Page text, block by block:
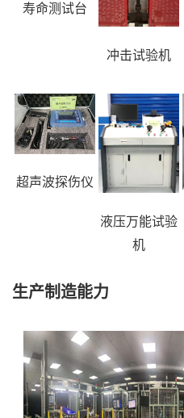
寿命测试台
冲击试验机
超声波探伤仪
液压万能试验
机
生产制造能力